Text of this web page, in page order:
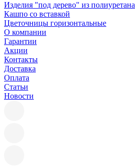
Изделия "под дерево" из полиуретана
Кашпо со вставкой
Цветочницы горизонтальные
О компании
Гарантии
Акции
Контакты
Доставка
Оплата
Статьи
Новости